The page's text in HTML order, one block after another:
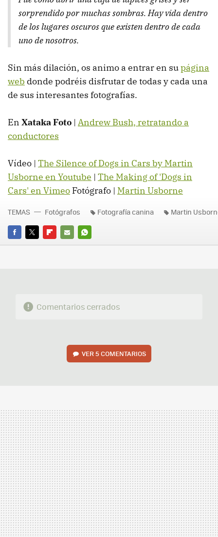
sorprendido por muchas sombras. Hay vida dentro
de los lugares oscuros que existen dentro de cada
uno de nosotros.
Sin más dilación, os animo a entrar en supágina
web donde podréis disfrutar de todas y cada una
de sus interesantes fotografías.
En Xataka Foto | Andrew Bush, retratando a
conductores
Vídeo | The Silence of Dogs in Cars by Martin
Usborne en Youtube | The Making of 'Dogs in
Cars' en Vimeo Fotógrafo | Martin Usborne
FACEBOOK
TWITTERFLIPBOARD
E-
WHATSAPP
TEMAS Fotógrafos Fotografía canina Martin
Comentarios cerrados
VER5 COMENTARIOS